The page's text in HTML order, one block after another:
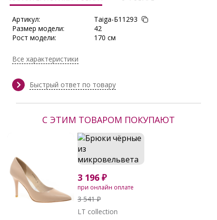
Артикул:
Taiga-Б11293
Размер модели:
42
Рост модели:
170 см
Тип ткани:
в 48 р-ре - 63 см; в 50 р-ре - 64 см;
Сезон:
Весна, Весна/Лето, Демисезон,
Производитель:
LT collection
Все характеристики
Быстрый ответ по товару
С ЭТИМ ТОВАРОМ ПОКУПАЮТ
3 196 ₽
при онлайн оплате
3 541 ₽
LT collection